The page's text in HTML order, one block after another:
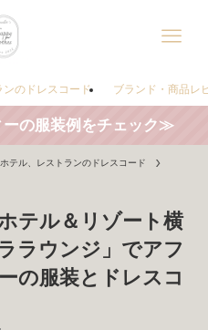
のドレスコード ブランド・商品レ
ーの服装例をチェック≫
ホテル、レストランのドレスコード
テル＆リゾート横
ラウンジ」でアフ
の服装とドレスコ